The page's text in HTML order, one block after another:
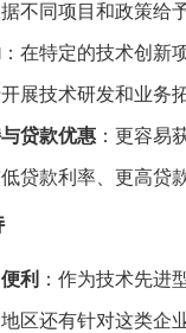
不同项目和政策给
：在特定的技术创新
展技术研发和业务拓
贷款优惠 ：更容易
贷款利率、更高贷
利 ：作为技术先进
区还有针对这类企